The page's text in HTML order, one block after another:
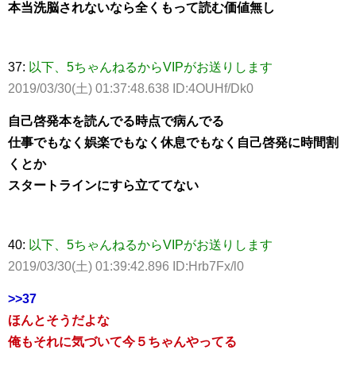
本当洗脳されないなら全くもって読む価値無し
37: 以下、5ちゃんねるからVIPがお送りします
2019/03/30(土) 01:37:48.638 ID:4OUHf/Dk0
自己啓発本を読んでる時点で病んでる
仕事でもなく娯楽でもなく休息でもなく自己啓発に時間割
くとか
スタートラインにすら立ててない
40: 以下、5ちゃんねるからVIPがお送りします
2019/03/30(土) 01:39:42.896 ID:Hrb7Fx/l0
>>37
ほんとそうだよな
俺もそれに気づいて今５ちゃんやってる